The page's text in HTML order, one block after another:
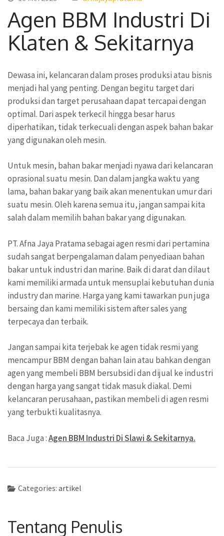
Agen BBM Industri Di
Klaten & Sekitarnya
Dewasa ini, kelancaran dalam proses produksi atau bisnis
menjadi hal yang penting. Dengan begitu target dari
produksi dan target perusahaan dapat tercapai dengan
optimal. Dari aspek terkecil hingga besar harus
diperhatikan, tidak terkecuali dengan aspek bahan bakar
yang digunakan oleh mesin.
Untuk mesin, bahan bakar menjadi nyawa dari kelancaran
oprasional suatu mesin. Dan dalam jangka waktu yang
lama, bahan bakar yang baik akan menentukan umur dari
suatu mesin. Oleh karena semua itu, jangan sampai kita
salah dalam memilih bahan bakar yang digunakan.
PT. Afna Jaya Pratama sebagai agen resmi dari pertamina
sudah sangat berpengalaman dalam penyediaan bahan
bakar untuk industri dan marine. Baik di darat dan dilaut
kami memiliki armada untuk mensuplai kebutuhan dunia
industry dan marine. Harga yang kami tawarkan pun juga
bersaing dan kami memiliki sistem after sales yang
terpecaya dan terbaik.
Jangan sampai kita terjebak ke agen tidak resmi yang
mencampur BBM dengan bahan lain atau bahkan dengan
agen yang membeli BBM bersubsidi dan dijual ke industri
dengan harga yang sangat tidak masuk diakal. Demi
kelancaran perusahaan, pastikan membeli di agen resmi
yang terbukti kualitasnya.
Baca Juga :Agen BBM Industri Di Slawi & Sekitarnya.
Categories: artikel
Tentang Penulis